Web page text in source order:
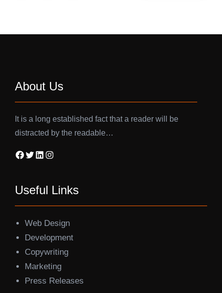
About Us
It is a long established fact that a reader will be
distracted by the readable…
Facebook Twitter LinkedIn Instagram
Useful Links
Web Design
Development
Copywriting
Marketing
Press Releases